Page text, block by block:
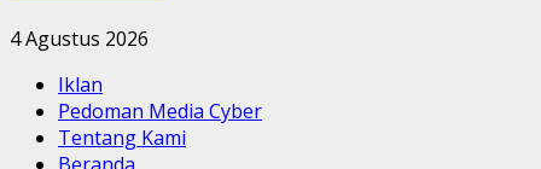
4 Agustus 2026
Iklan
Pedoman Media Cyber
Tentang Kami